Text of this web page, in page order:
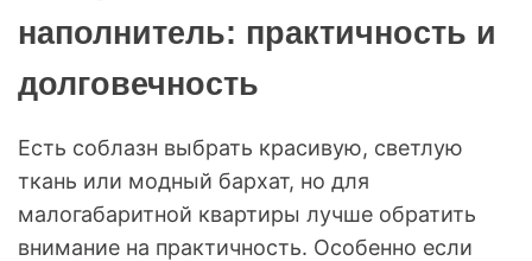
наполнитель: практичность и
долговечность
Есть соблазн выбрать красивую, светлую
ткань или модный бархат, но для
малогабаритной квартиры лучше обратить
внимание на практичность. Особенно если